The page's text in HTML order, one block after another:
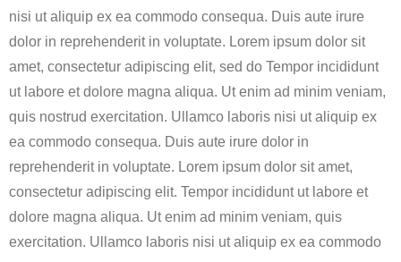
nisi ut aliquip ex ea commodo consequa. Duis aute irure
dolor in reprehenderit in voluptate. Lorem ipsum dolor sit
amet, consectetur adipiscing elit, sed do Tempor incididunt
ut labore et dolore magna aliqua. Ut enim ad minim veniam,
quis nostrud exercitation. Ullamco laboris nisi ut aliquip ex
ea commodo consequa. Duis aute irure dolor in
reprehenderit in voluptate. Lorem ipsum dolor sit amet,
consectetur adipiscing elit. Tempor incididunt ut labore et
dolore magna aliqua. Ut enim ad minim veniam, quis
exercitation. Ullamco laboris nisi ut aliquip ex ea commodo